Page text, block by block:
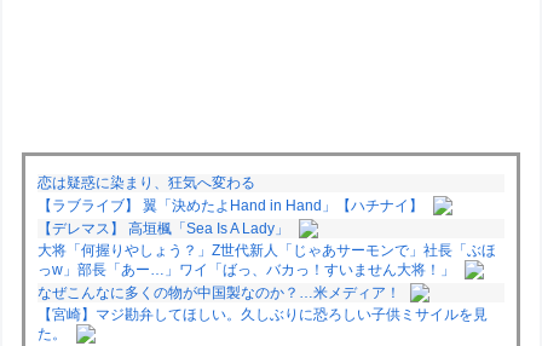
恋は疑惑に染まり、狂気へ変わる
【ラブライブ】 翼「決めたよHand in Hand」【ハチナイ】
【デレマス】 高垣楓「Sea Is A Lady」
大将「何握りやしょう？」Z世代新人「じゃあサーモンで」社長「ぶほ
っw」部長「あー…」ワイ「ばっ、バカっ！すいません大将！」
なぜこんなに多くの物が中国製なのか？…米メディア！
【宮崎】マジ勘弁してほしい。久しぶりに恐ろしい子供ミサイルを見
た。